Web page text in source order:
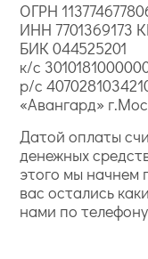
ОГРН
ИНН 7701369173
БИК 044525201
к/с
р/с
«Авангард»
Датой оплаты
денежных
этого мы начнем
вас остались
нами по